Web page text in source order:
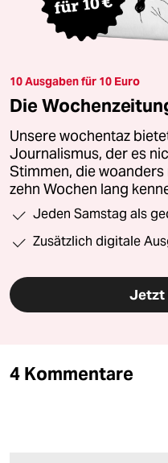
10 Ausgaben für 10 Euro
Die
Unsere wochentaz
Journalismus, der es
Stimmen, die
zehn Wochen lang
Jeden Samstag als
Zusätzlich digitale
Jetzt
4 Kommentare